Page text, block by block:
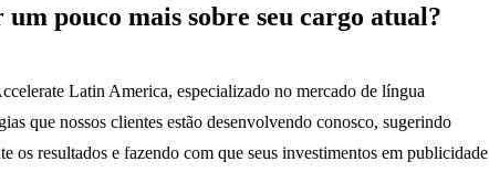
um pouco mais sobre seu cargo atual?
Latin America, especializado no mercado de língua
que nossos clientes estão desenvolvendo conosco, sugerindo
os resultados e fazendo com que seus investimentos em publicidade